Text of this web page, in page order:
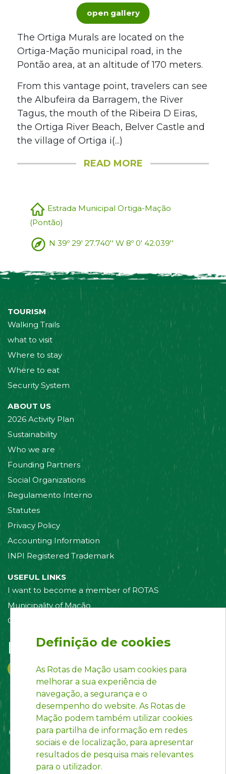
open gallery
The Ortiga Murals are located on the
Ortiga-Mação municipal road, in the
Pontão area, at an altitude of 170 meters.
From this vantage point, travelers can see
the Albufeira da Barragem, the River
Tagus, the mouth of the Ribeira D Eiras,
the Ortiga River Beach, Belver Castle and
the village of Ortiga i(...)
READ MORE
Estrada Municipal Ortiga-Mação
(Pontão)
N 39º 29' 27.740'' W 8º 0' 42.039''
TOURISM
Walking Trails
what to visit
Where to stay
Where to eat
Security System
ABOUT US
2026 Activity Plan
Sustainability
Who we are
Founding Partners
Social Organizations
Regulamento Interno
Statutes
Privacy Policy
Accounting Information
INPI Registered Trademark
USEFUL LINKS
I want to become a member of ROTAS
Municipality of Mação
Contact us
Follow us on:
Definição de cookies
As Rotas de Mação usam cookies para
melhorar a sua experiência de
navegação, a segurança e o
desempenho do website. As Rotas de
Mação podem também utilizar cookies
para partilha de informação em redes
sociais e de localização, para apresentar
resultados de pesquisa mais relevantes
para o utilizador.